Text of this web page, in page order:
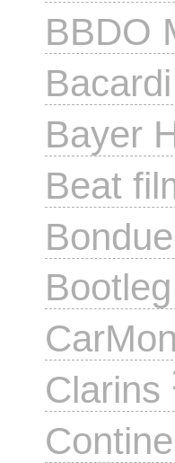
BBDO
Bayer
Beat
Bootleg
Clarins